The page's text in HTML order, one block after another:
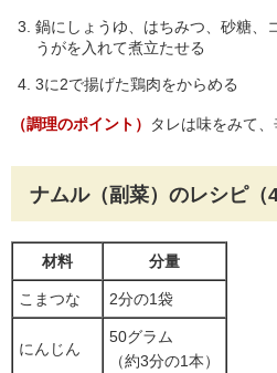
鍋にしょうゆ、はちみつ、砂糖、
うがを入れて煮立たせる
3に2で揚げた鶏肉をからめる
（調理のポイント） タレは味をみて
ナムル（副菜）のレシピ（4
材料 分量
こまつな 2分の1袋
にんじん
50グラム
（約3分の1本）